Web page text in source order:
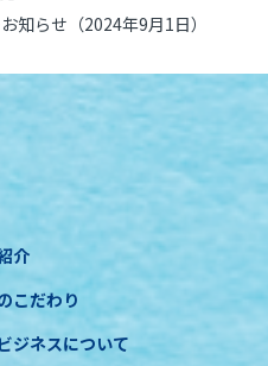
知らせ（2024年9月1日）
介
こだわり
ジネスについて